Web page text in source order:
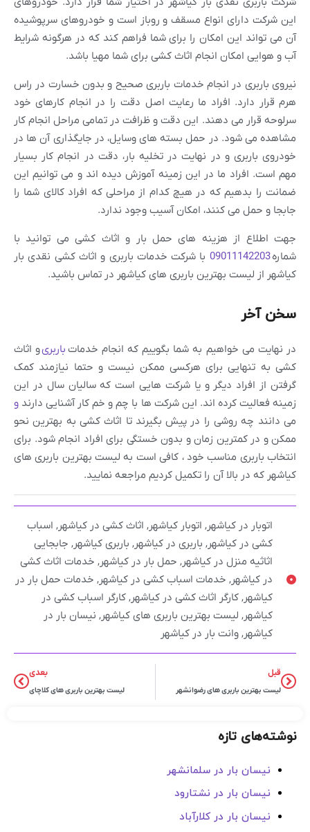
این شرکت دارای انواع مسقف و روباز است و خودروهای سرپوشیده
آن می تواند این امکان را برای شما فراهم کند که در هرگونه شرایط
آب و هوایی امکان انجام اثاث کشی برای شما مهیا باشد.
نیروی باربری در انجام خدمات باربری صحیح و بدون خسارت در راس
هرم قرار دارد. افراد ما رعایت اصل دقت را در انجام کارهای خود
سرلوحه قرار می دهند. این دقت و ظرافت در تمامی مراحل انجام کار
مشاهده می شود. در حمل بسته های وسایل، در جایگذاری آن ها در
خودروی باربری و در نهایت در تخلیه بار، دقت در انجام کار بسیار
مهم است. افراد ما در این زمینه آموزش دیده اند و می توانیم این
ضمانت را بدهیم که در هیچ کدام از مراحلی که افراد کالای شما را
جابجا و حمل می کنند، امکان آسیب وجود ندارد.
جهت اطلاع از هزینه های حمل بار و اثاث کشی می توانید با
شماره09011142203 با شرکت خدمات باربری و اثاث کشی نقدی بار
کیاشهر از لیست بهترین باربری های کیاشهر در تماس باشید.
سخن آخر
در نهایت می خواهیم به شما بگوییم که انجام خدمات باربریو اثاث
کشی به تنهایی برای هرکسی ممکن نیست و حتما نیازمند کمک
گرفتن از افراد دیگر و یا شرکت هایی است که سالیان سال در این
زمینه فعالیت کرده اند. این شرکت ها با چم و خم کار آشنایی دارند و
می دانند چه روشی را در پیش بگیرند تا اثاث کشی به بهترین نحو
ممکن و در کمترین زمان و بدون خستگی برای افراد انجام شود. برای
انتخاب باربری مناسب خود ، کافی است به لیست بهترین باربری های
کیاشهر که در بالا آن را تکمیل کردیم مراجعه نمایید.
اتوبار در کیاشهر, اتوبار کیاشهر, اثاث کشی در کیاشهر, اسباب
کشی در کیاشهر, باربری در کیاشهر, باربری کیاشهر, جابجایی
اثاثیه منزل در کیاشهر, حمل بار در کیاشهر, خدمات اثاث کشی
در کیاشهر, خدمات اسباب کشی در کیاشهر, خدمات حمل بار در
کیاشهر, کارگر اثاث کشی در کیاشهر, کارگر اسباب کشی در
کیاشهر, لیست بهترین باربری های کیاشهر, نیسان بار در
کیاشهر, وانت بار در کیاشهر
قبل
لیست بهترین باربری های رضوانشهر
بعدی
لیست بهترین باربری های کلاچای
نوشته‌های تازه
نیسان بار در سلمانشهر
نیسان بار در نشتارود
نیسان بار در کلارآباد